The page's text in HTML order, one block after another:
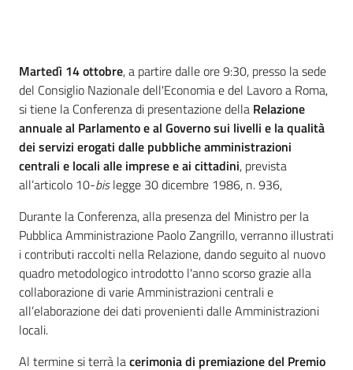
Regione
Emilia-
Romagna
Regione
Novità
Cos'è
Martedì 14 ottobre, a partire dalle ore 9:30, presso la sede
del Consiglio Nazionale dell'Economia e del Lavoro a Roma,
si tiene la Conferenza di presentazione della Relazione
annuale al Parlamento e al Governo sui livelli e la qualità
dei servizi erogati dalle pubbliche amministrazioni
centrali e locali alle imprese e ai cittadini, prevista
all’articolo 10-bislegge 30 dicembre 1986, n. 936,
Durante la Conferenza, alla presenza del Ministro per la
Pubblica Amministrazione Paolo Zangrillo, verranno illustrati
i contributi raccolti nella Relazione, dando seguito al nuovo
quadro metodologico introdotto l'anno scorso grazie alla
collaborazione di varie Amministrazioni centrali e
all’elaborazione dei dati provenienti dalle Amministrazioni
locali.
Al termine si terrà lacerimonia di premiazione del Premio